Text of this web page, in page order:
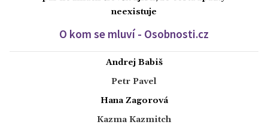
neexistuje
O kom se mluví - Osobnosti.cz
Andrej Babiš
Petr Pavel
Hana Zagorová
Kazma Kazmitch